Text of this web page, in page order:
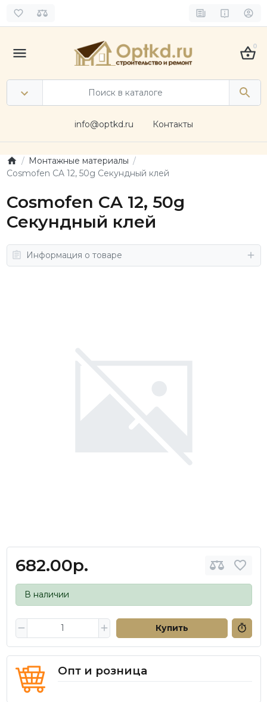
0
info@optkd.ru Контакты
Монтажные материалы
Cosmofen CA 12, 50g Секундный клей
Cosmofen CA 12, 50g
Секундный клей
Информация о товаре
682.00р.
В наличии
Купить
Опт и розница